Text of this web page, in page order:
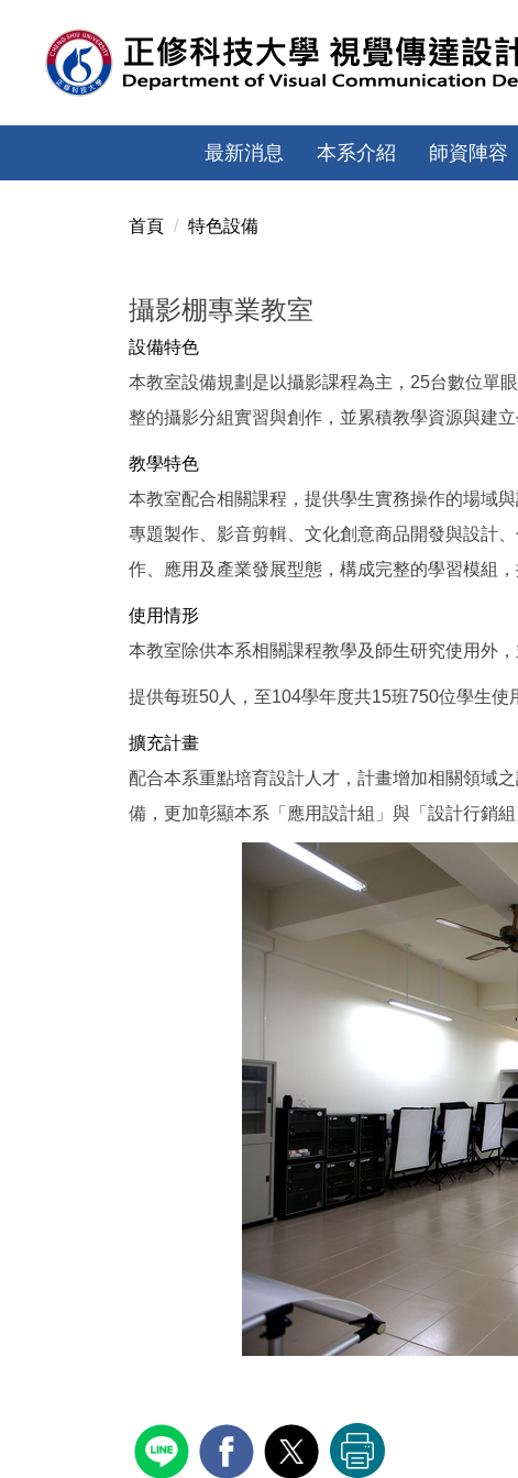
內
最新消息 本系介紹 師資陣容
首頁 特色設備
攝影棚專業教室
設備特色
本教室設備規劃是以攝影課程為主，25台數位單
整的攝影分組實習與創作，並累積教學資源與建立
教學特色
本教室配合相關課程，提供學生實務操作的場域
專題製作、影音剪輯、文化創意商品開發與設計
作、應用及產業發展型態，構成完整的學習模組
使用情形
本教室除供本系相關課程教學及師生研究使用外
提供每班50人，至104學年度共15班750位學生使
擴充計畫
配合本系重點培育設計人才，計畫增加相關領域
備，更加彰顯本系「應用設計組」與「設計行銷組